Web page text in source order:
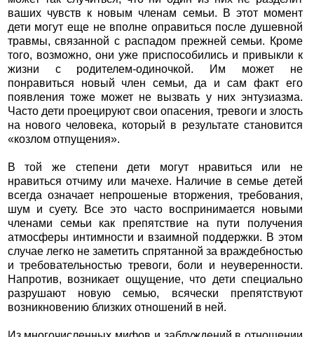
ваших чувств к новым членам семьи. В этот момент
дети могут еще не вполне оправиться после душевной
травмы, связанной с распадом прежней семьи. Кроме
того, возможно, они уже приспособились и привыкли к
жизни с родителем-одиночкой. Им может не
понравиться новый член семьи, да и сам факт его
появления тоже может не вызвать у них энтузиазма.
Часто дети проецируют свои опасения, тревоги и злость
на нового человека, который в результате становится
«козлом отпущения».
В той же степени дети могут нравиться или не
нравиться отчиму или мачехе. Наличие в семье детей
всегда означает непрошеные вторжения, требования,
шум и суету. Все это часто воспринимается новыми
членами семьи как препятствие на пути получения
атмосферы интимности и взаимной поддержки. В этом
случае легко не заметить спрятанной за враждебностью
и требовательностью тревоги, боли и неуверенности.
Напротив, возникает ощущение, что дети специально
разрушают новую семью, всячески препятствуют
возникновению близких отношений в ней.